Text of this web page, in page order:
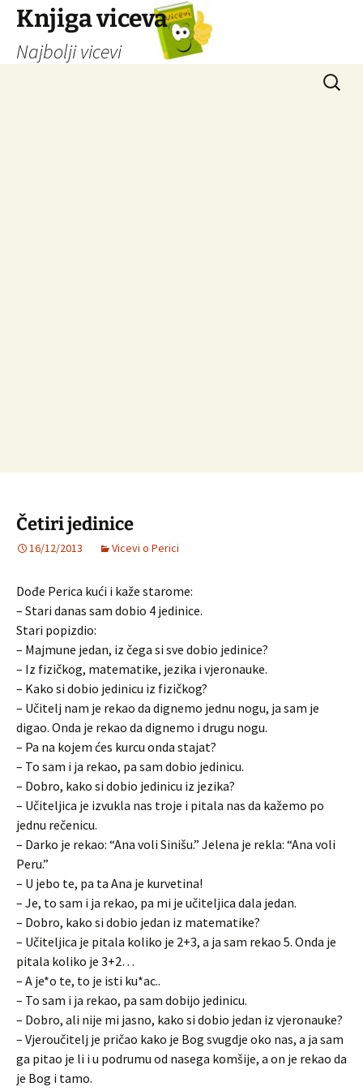
Knjiga viceva
Najbolji vicevi
Četiri jedinice
16/12/2013 Vicevi o Perici
Dođe Perica kući i kaže starome:
– Stari danas sam dobio 4 jedinice.
Stari popizdio:
– Majmune jedan, iz čega si sve dobio jedinice?
– Iz fizičkog, matematike, jezika i vjeronauke.
– Kako si dobio jedinicu iz fizičkog?
– Učitelj nam je rekao da dignemo jednu nogu, ja sam je
digao. Onda je rekao da dignemo i drugu nogu.
– Pa na kojem ćes kurcu onda stajat?
– To sam i ja rekao, pa sam dobio jedinicu.
– Dobro, kako si dobio jedinicu iz jezika?
– Učiteljica je izvukla nas troje i pitala nas da kažemo po
jednu rečenicu.
– Darko je rekao: “Ana voli Sinišu.” Jelena je rekla: “Ana voli
Peru.”
– U jebo te, pa ta Ana je kurvetina!
– Je, to sam i ja rekao, pa mi je učiteljica dala jedan.
– Dobro, kako si dobio jedan iz matematike?
– Učiteljica je pitala koliko je 2+3, a ja sam rekao 5. Onda je
pitala koliko je 3+2…
– A je*o te, to je isti ku*ac..
– To sam i ja rekao, pa sam dobijo jedinicu.
– Dobro, ali nije mi jasno, kako si dobio jedan iz vjeronauke?
– Vjeroučitelj je pričao kako je Bog svugdje oko nas, a ja sam
ga pitao je li i u podrumu od nasega komšije, a on je rekao da
je Bog i tamo.